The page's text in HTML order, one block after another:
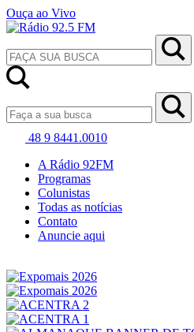
Ouça ao Vivo
48 9 8441.0010
A Rádio 92FM
Programas
Colunistas
Todas as notícias
Contato
Anuncie aqui